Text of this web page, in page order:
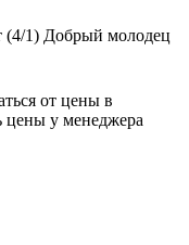
(4/1) Добрый молодец
от цены в
цены у менеджера